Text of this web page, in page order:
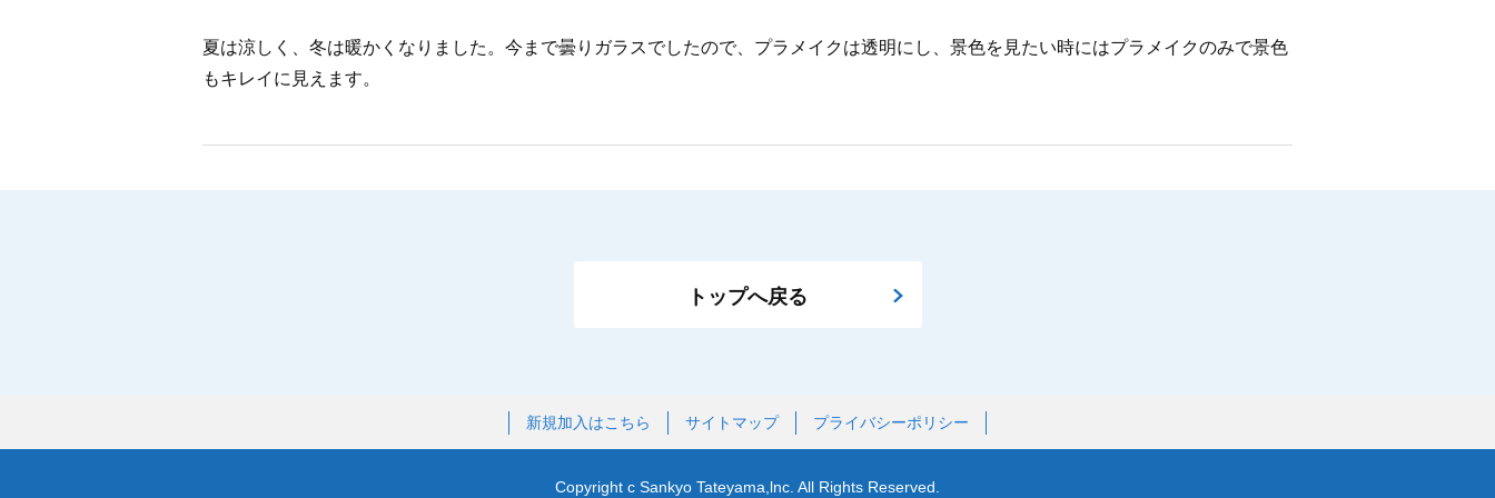
夏は涼しく、冬は暖かくなりました。今まで曇りガラスでしたので、プラメイクは透明にし、景色を見たい時にはプラメイクのみで景色
もキレイに見えます。
トップへ戻る
新規加入はこちら サイトマップ プライバシーポリシー
Copyright c Sankyo Tateyama,lnc. All Rights Reserved.